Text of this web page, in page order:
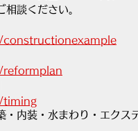
談ください。
timing
・内装・水まわり・エクス